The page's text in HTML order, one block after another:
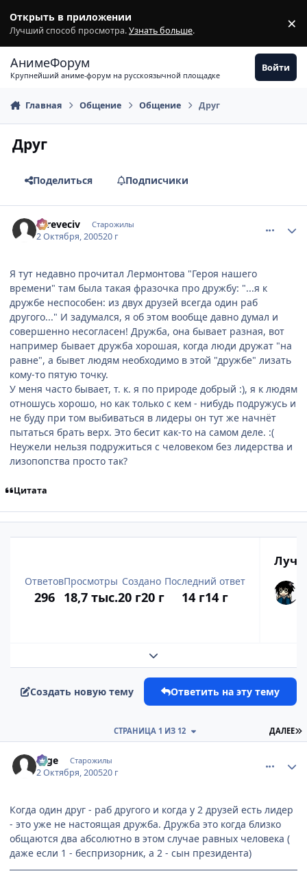
Открыть в приложении
Лучший способ просмотра.Узнать больше. ×
АнимеФорум
Крупнейший аниме-форум на русскоязычной площадке
Войти
Главная Общение Общение Друг
Друг
Поделиться Подписчики
asreveciv Старожилы
2 Октября, 200520 г
Я тут недавно прочитал Лермонтова "Героя нашего
времени" там была такая фразочка про дружбу: "...я к
дружбе неспособен: из двух друзей всегда один раб
другого..." И задумался, я об этом вообще давно думал и
совершенно несогласен! Дружба, она бывает разная, вот
например бывает дружба хорошая, когда люди дружат "на
равне", а бывет людям необходимо в этой "дружбе" лизать
кому-то пятую точку.
У меня часто бывает, т. к. я по природе добрый :), я к людям
отношусь хорошо, но как только с кем - нибудь подружусь и
не буду при том выбиваться в лидеры он тут же начнёт
пытаться брать верх. Это бесит как-то на самом деле. :(
Неужели нельзя подружиться с человеком без лидерства и
лизопопства просто так?
Цитата
Ответов
296
Просмотры
18,7 тыс.
Создано
20 г20 г
Последний ответ
14 г14 г
Развернуть обзор темы
Создать новую тему Ответить на эту тему
ДАЛЕЕ
СТРАНИЦА 1 ИЗ 12
sage Старожилы
2 Октября, 200520 г
Когда один друг - раб другого и когда у 2 друзей есть лидер
- это уже не настоящая дружба. Дружба это когда близко
общаются два абсолютно в этом случае равных человека (
даже если 1 - беспризорник, а 2 - сын президента)